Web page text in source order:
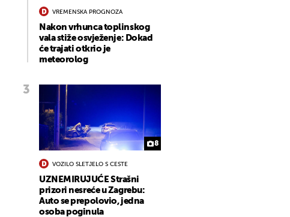
VREMENSKA PROGNOZA
Nakon vrhunca toplinskog
vala stiže osvježenje: Dokad
će trajati otkrio je
meteorolog
8
VOZILO SLETJELO S CESTE
UZNEMIRUJUĆE Strašni
prizori nesreće u Zagrebu:
Auto se prepolovio, jedna
osoba poginula